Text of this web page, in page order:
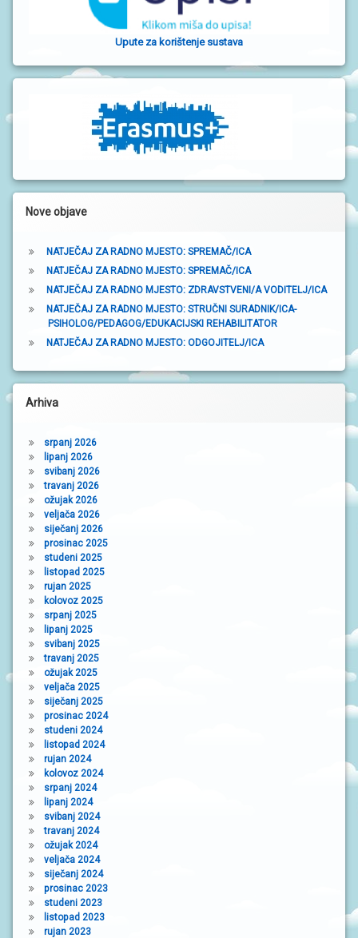
n
a
k
Upute za korištenje sustava
Nove objave
NATJEČAJ ZA RADNO MJESTO: SPREMAČ/ICA
NATJEČAJ ZA RADNO MJESTO: SPREMAČ/ICA
NATJEČAJ ZA RADNO MJESTO: ZDRAVSTVENI/A VODITELJ/ICA
NATJEČAJ ZA RADNO MJESTO: STRUČNI SURADNIK/ICA-
PSIHOLOG/PEDAGOG/EDUKACIJSKI REHABILITATOR
NATJEČAJ ZA RADNO MJESTO: ODGOJITELJ/ICA
Arhiva
srpanj 2026
lipanj 2026
svibanj 2026
travanj 2026
ožujak 2026
veljača 2026
siječanj 2026
prosinac 2025
studeni 2025
listopad 2025
rujan 2025
kolovoz 2025
srpanj 2025
lipanj 2025
svibanj 2025
travanj 2025
ožujak 2025
veljača 2025
siječanj 2025
prosinac 2024
studeni 2024
listopad 2024
rujan 2024
kolovoz 2024
srpanj 2024
lipanj 2024
svibanj 2024
travanj 2024
ožujak 2024
veljača 2024
siječanj 2024
prosinac 2023
studeni 2023
listopad 2023
rujan 2023